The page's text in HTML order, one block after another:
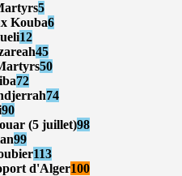
5
Kouba6
12
45
50
72
74
90
(5 juillet)98
99
113
d'Alger100